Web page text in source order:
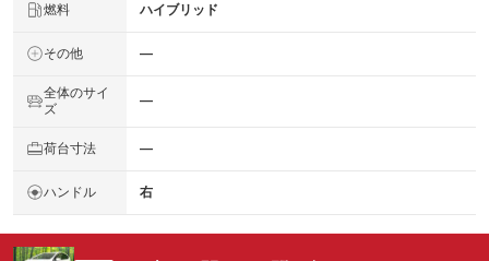
燃料 ハイブリッド
その他 ―
全体のサイ
ズ
―
荷台寸法 ―
ハンドル 右